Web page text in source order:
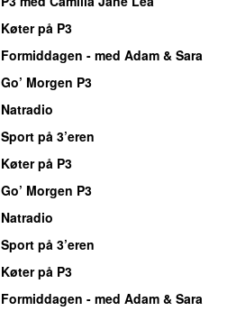
Køter på P3
Formiddagen - med Adam & Sara
Go’ Morgen P3
Natradio
Sport på 3’eren
Køter på P3
Go’ Morgen P3
Natradio
Sport på 3’eren
Køter på P3
Formiddagen - med Adam & Sara